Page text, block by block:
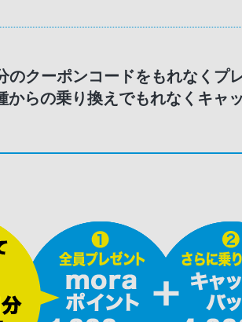
クーポンコードをもれなくプレ
らの乗り換えでもれなくキャッ